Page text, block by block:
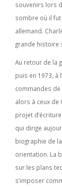
souvenirs lors
sombre où il
allemand.
grande histoire
Au retour de la
puis en 1973, à
commandes de
alors à ceux de
projet
qui dirige
biographie de
orientation. La
sur les plans
s’imposer